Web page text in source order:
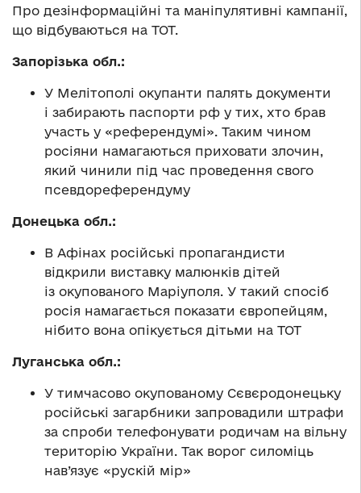
Про дезінформаційні та маніпулятивні кампанії,
що відбуваються на ТОТ.
Запорізька обл.:
У Мелітополі окупанти палять документи
і забирають паспорти рф у тих, хто брав
участь у «референдумі». Таким чином
росіяни намагаються приховати злочин,
який чинили під час проведення свого
псевдореферендуму
Донецька обл.:
В Афінах російські пропагандисти
відкрили виставку малюнків дітей
із окупованого Маріуполя. У такий спосіб
росія намагається показати європейцям,
нібито вона опікується дітьми на ТОТ
Луганська обл.:
У тимчасово окупованому Сєвєродонецьку
російські загарбники запровадили штрафи
за спроби телефонувати родичам на вільну
територію України. Так ворог силоміць
нав’язує «рускій мір»